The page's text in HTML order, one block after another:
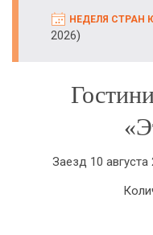
НЕДЕЛЯ СТРАН
2026)
Заезд 10 августа